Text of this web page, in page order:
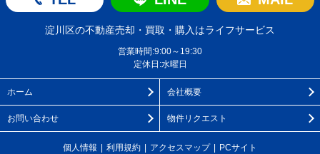
淀川区の不動産売却・買取・購入はライフサービス
営業時間:9:00～19:30
定休日:水曜日
ホーム 会社概要
お問い合わせ 物件リクエスト
個人情報 利用規約 アクセスマップ
PCサイト